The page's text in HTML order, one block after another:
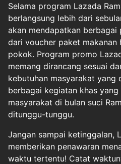
Selama program Lazada
berlangsung lebih dari
akan mendapatkan berbagai
dari voucher paket makanan
pokok. Program promo
memang dirancang sesuai
kebutuhan masyarakat yang
berbagai kegiatan khas
masyarakat di bulan suci
ditunggu-tunggu.
Jangan sampai ketinggalan,
memberikan penawaran
waktu tertentu! Catat